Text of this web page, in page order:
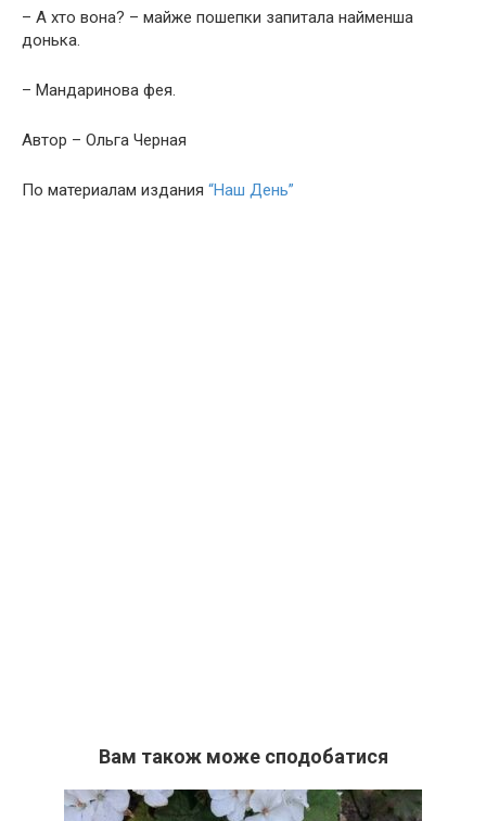
– А хто вона? – майже пошепки запитала найменша
донька.
– Мандаринова фея.
Автор – Ольга Черная
По материалам издания “Наш День”
Вам також може сподобатися